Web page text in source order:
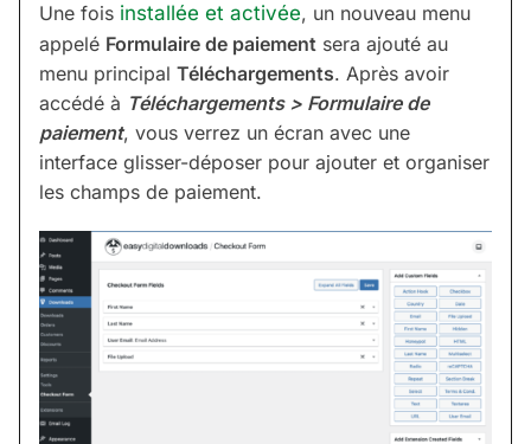
Une fois installée et activée, un nouveau menu
appelé Formulaire de paiement sera ajouté au
menu principal Téléchargements. Après avoir
accédé à Téléchargements > Formulaire de
paiement, vous verrez un écran avec une
interface glisser-déposer pour ajouter et organiser
les champs de paiement.